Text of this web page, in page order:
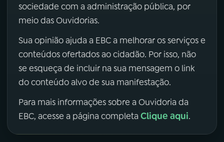
sociedade com a administração pública, por
meio das Ouvidorias.
Sua opinião ajuda a EBC a melhorar os serviços e
conteúdos ofertados ao cidadão. Por isso, não
se esqueça de incluir na sua mensagem o link
do conteúdo alvo de sua manifestação.
Para mais informações sobre a Ouvidoria da
EBC, acesse a página completa Clique aqui.